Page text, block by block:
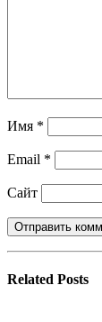
Имя *
Email *
Сайт
Related Posts